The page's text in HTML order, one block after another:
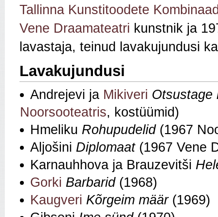
Tallinna Kunstitoodete
Vene Draamateatri kunstnik ja
lavastaja, teinud lavakujundusi
Lavakujundusi
Andrejevi ja Mikiveri Otsustage
Noorsooteatris, kostüümid)
Hmeliku Rohupudelid(1967
Aljošini Diplomaat(1967 Vene
Karnauhhova ja Brauzevitši
Gorki Barbarid(1968)
Kaugveri Kõrgeim määr(1969)